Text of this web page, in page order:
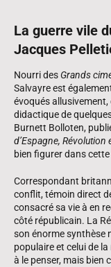
La guerre vile
Jacques
Nourri des Grands
Salvayre est
évoqués
didactique de
Burnett Bolloten,
d’Espagne,
bien figurer dans
Correspondant
conflit, témoin direct
consacré sa vie à en
côté républicain. La
son énorme synthèse
populaire et celui de
à le penser, mais bien